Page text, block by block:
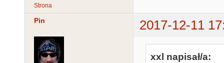
Strona
Pin 2017-12-11
xxl napisał/a: